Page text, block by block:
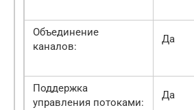
Объединение
каналов:
Да
Поддержка
управления потоками:
Да